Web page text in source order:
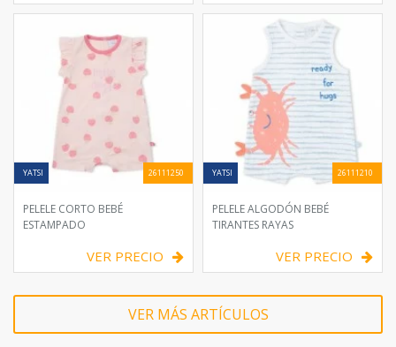
YATSI 26111250
PELELE CORTO BEBÉ
ESTAMPADO
VER PRECIO
YATSI 26111210
PELELE ALGODÓN BEBÉ
TIRANTES RAYAS
VER PRECIO
VER MÁS ARTÍCULOS